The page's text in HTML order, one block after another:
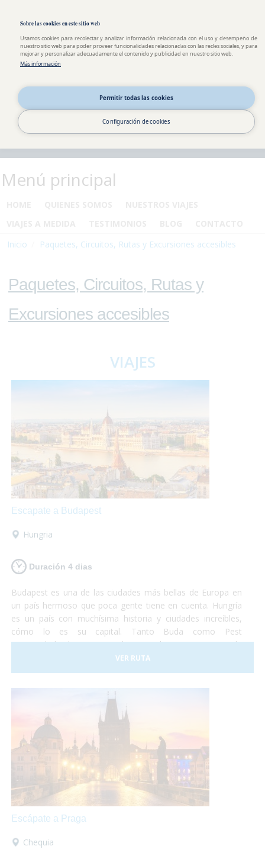
Sobre las cookies en este sitio web
Usamos cookies para recolectar y analizar información relacionada con el uso y desempeño de
nuestro sitio web para poder proveer funcionalidades relacionadas con las redes sociales, y para
mejorar y personalizar adecuadamente el contenido y publicidad en nuestro sitio web.
Más información
Permitir todas las cookies
Configuración de cookies
Menú principal
Inicio
Paquetes, Circuitos, Rutas y Excursiones accesibles
Paquetes, Circuitos, Rutas y
Excursiones accesibles
VIAJES
Escapate a Budapest
Hungria
Duración 4 dias
Budapest es una de las ciudades más bellas de Europa en
un país hermoso que poca gente tiene en cuenta. Hungría
es un país con muchísima historia y ciudades increíbles,
cómo lo es su capital. Tanto Buda como Pest
eran ciudades hermosas y ahora que lucen como una sola
son la combinación más bella que puedas imaginar. Así que
si tienes unos días no te lo pienses más y vete a conocer
tus necesidades y tu... ¡deberás encargarte de disfrutar!
VER RUTA
Escápate a Praga
Chequia